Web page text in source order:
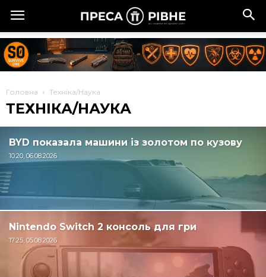
Головна Техніка/Наука
ТЕХНІКА/НАУКА
BYD показала машини із золотом по кузову
10:20, 06.08.2026
Nintendo Switch 2 консоль для гри
17:25, 05.08.2026